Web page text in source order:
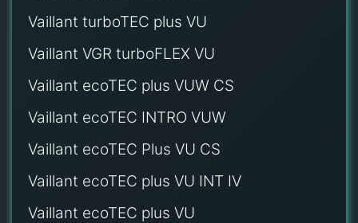
Vaillant turboTEC plus VU
Vaillant VGR turboFLEX VU
Vaillant ecoTEC plus VUW CS
Vaillant ecoTEC INTRO VUW
Vaillant ecoTEC Plus VU CS
Vaillant ecoTEC plus VU INT IV
Vaillant ecoTEC plus VU